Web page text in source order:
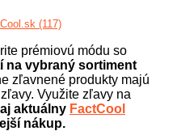
(117)
prémiovú módu so
na vybraný sortiment
zľavnené produkty majú
Využite zľavy na
aktuálny FactCool
nákup.